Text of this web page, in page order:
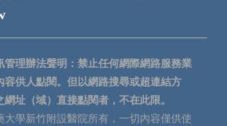
管理辦法聲明：禁止任何網際網路服務業
容供人點閱。但以網路搜尋或超連結方
址（域）直接點閱者，不在此限。
大學新竹附設醫院所有，一切內容僅供使